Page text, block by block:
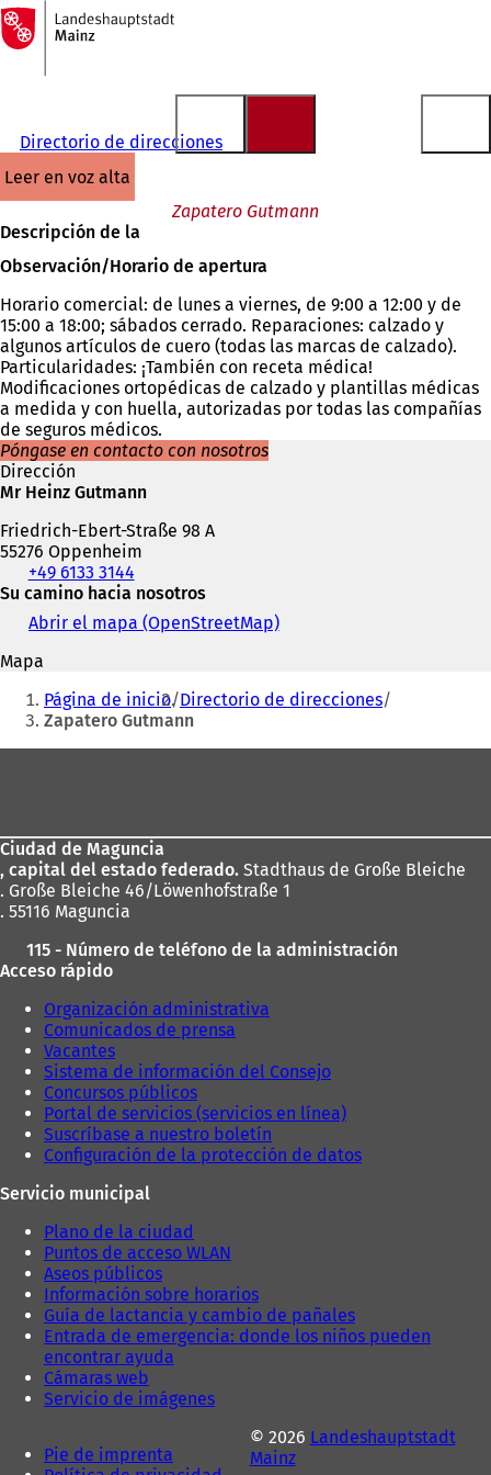
Saltar al contenido
A
la
página
Directorio de direcciones
leer en voz alta
Zapatero Gutmann
Descripción de la
Observación/Horario de apertura
Horario comercial: de lunes a viernes, de 9:00 a 12:00 y de
15:00 a 18:00; sábados cerrado. Reparaciones: calzado y
algunos artículos de cuero (todas las marcas de calzado).
Particularidades: ¡También con receta médica!
Modificaciones ortopédicas de calzado y plantillas médicas
a medida y con huella, autorizadas por todas las compañías
de seguros médicos.
Póngase en contacto con nosotros
Dirección
Mr Heinz Gutmann
Friedrich-Ebert-Straße 98 A
55276 Oppenheim
Teléfono,
fax
dirección
de
correo
electrónico
+49 6133 3144
Su camino hacia nosotros
Abrir el mapa (OpenStreetMap)(
b
e
n
n
u
a
ñ
)
Mapa
Estás
aquí:
Página de inicio Directorio de direcciones
Zapatero Gutmann
pies
Ciudad de Maguncia
, capital del estado federado. Stadthaus de Große Bleiche
. Große Bleiche 46/Löwenhofstraße 1
. 55116 Maguncia
115 - Número de teléfono de la administración
Acceso rápido
Organización administrativa
Comunicados de prensa
Vacantes
Sistema de información del Consejo
Concursos públicos
Portal de servicios (servicios en línea)
Suscríbase a nuestro boletín
Configuración de la protección de datos
Servicio municipal
Plano de la ciudad
Puntos de acceso WLAN
Aseos públicos
Información sobre horarios
Guía de lactancia y cambio de pañales
Entrada de emergencia: donde los niños pueden
encontrar ayuda
Cámaras web
Servicio de imágenes
Pie de imprenta
© 2026 Landeshauptstadt
Mainz